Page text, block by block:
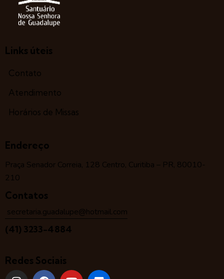
Links úteis
Contato
Atendimento
Horários de Missas
Endereço
Praça Senador Correia, 128 Centro, Curitiba – PR, 80010-
210
Contatos
secretaria.guadalupe@hotmail.com
(41) 3233-4884
Redes Sociais